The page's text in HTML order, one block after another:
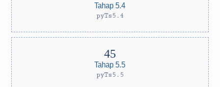
Tahap 5.4
pyTs5.4
Tahap 5.5
pyTs5.5